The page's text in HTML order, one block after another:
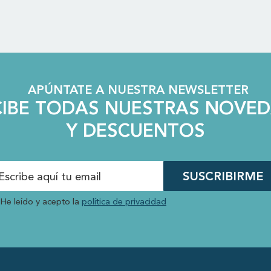
APÚNTATE A NUESTRA NEWSLETTER
TODAS NUESTRAS
Y DESCUENTOS
SUSCRIBIRME
He leído y acepto la política de privacidad